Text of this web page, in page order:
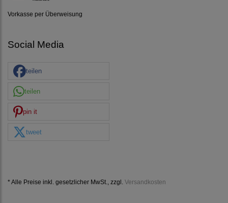
Vorkasse per Überweisung
Social Media
teilen
teilen
pin it
tweet
* Alle Preise inkl. gesetzlicher MwSt., zzgl. Versandkosten